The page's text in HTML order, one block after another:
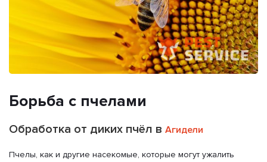
Борьба с пчелами
Обработка от диких пчёл в Агидели
Пчелы, как и другие насекомые, которые могут ужалить